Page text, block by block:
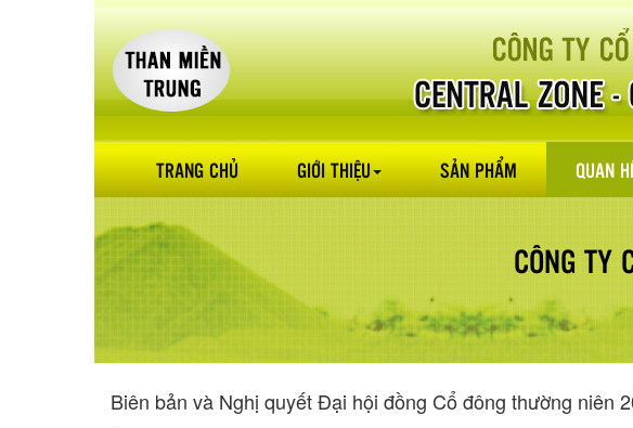
TRANG CHỦ GIỚI THIỆU SẢN PHẨM QUAN
CÔNG TY
Biên bản và Nghị quyết Đại hội đồng Cổ đông thường niên